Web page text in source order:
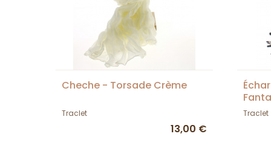
Cheche - Torsade Crème
Traclet
13,00 €
Traclet